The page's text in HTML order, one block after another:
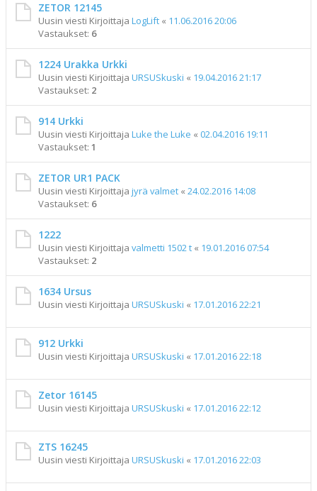
ZETOR 12145
Uusin viesti Kirjoittaja LogLift « 11.06.2016 20:06
Vastaukset: 6
1224 Urakka Urkki
Uusin viesti Kirjoittaja URSUSkuski « 19.04.2016 21:17
Vastaukset: 2
914 Urkki
Uusin viesti Kirjoittaja Luke the Luke « 02.04.2016 19:11
Vastaukset: 1
ZETOR UR1 PACK
Uusin viesti Kirjoittaja jyrä valmet « 24.02.2016 14:08
Vastaukset: 6
1222
Uusin viesti Kirjoittaja valmetti 1502 t « 19.01.2016 07:54
Vastaukset: 2
1634 Ursus
Uusin viesti Kirjoittaja URSUSkuski « 17.01.2016 22:21
912 Urkki
Uusin viesti Kirjoittaja URSUSkuski « 17.01.2016 22:18
Zetor 16145
Uusin viesti Kirjoittaja URSUSkuski « 17.01.2016 22:12
ZTS 16245
Uusin viesti Kirjoittaja URSUSkuski « 17.01.2016 22:03